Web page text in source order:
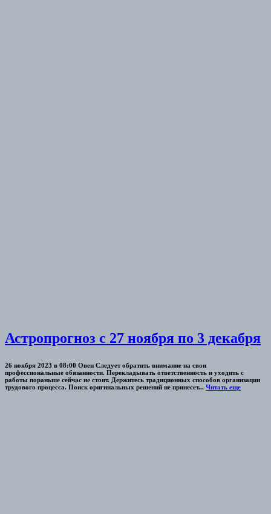
Астропрогноз с 27 ноября по 3 декабря
26 ноября 2023 в 08:00 Овен Следует обратить внимание на свои
профессиональные обязанности. Перекладывать ответственность и уходить с
работы пораньше сейчас не стоит. Держитесь традиционных способов организации
трудового процесса. Поиск оригинальных решений не принесет... Читать еще